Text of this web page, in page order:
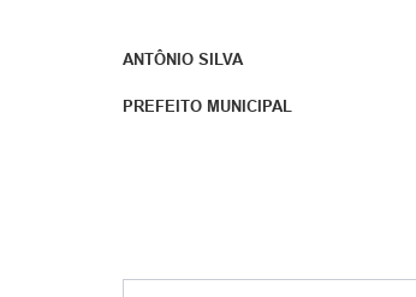
ANTÔNIO SILVA
PREFEITO MUNICIPAL